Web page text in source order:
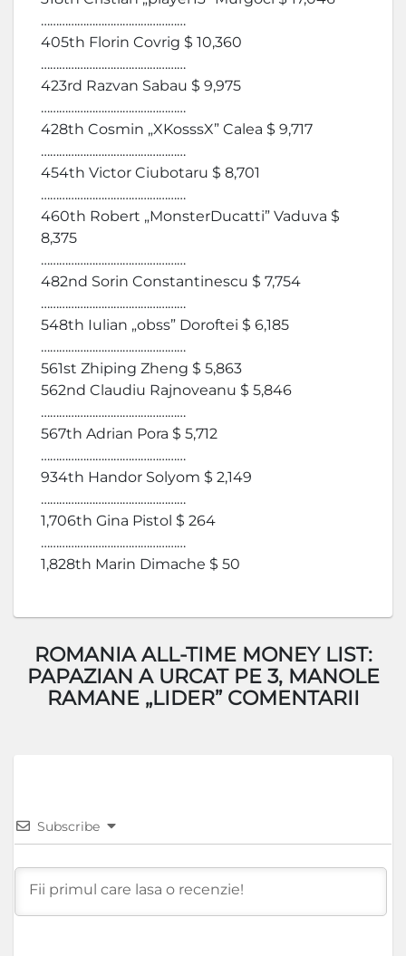
…………………………………………
405th Florin Covrig $ 10,360
…………………………………………
423rd Razvan Sabau $ 9,975
…………………………………………
428th Cosmin „XKosssX” Calea $ 9,717
…………………………………………
454th Victor Ciubotaru $ 8,701
…………………………………………
460th Robert „MonsterDucatti” Vaduva $
8,375
…………………………………………
482nd Sorin Constantinescu $ 7,754
…………………………………………
548th Iulian „obss” Doroftei $ 6,185
…………………………………………
561st Zhiping Zheng $ 5,863
562nd Claudiu Rajnoveanu $ 5,846
…………………………………………
567th Adrian Pora $ 5,712
…………………………………………
934th Handor Solyom $ 2,149
…………………………………………
1,706th Gina Pistol $ 264
…………………………………………
1,828th Marin Dimache $ 50
ROMANIA ALL-TIME MONEY LIST:
PAPAZIAN A URCAT PE 3, MANOLE
RAMANE „LIDER” COMENTARII
Subscribe